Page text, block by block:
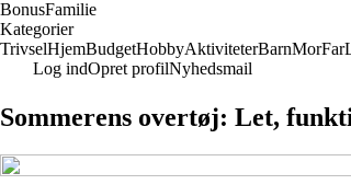
BonusFamilie
Kategorier
TrivselHjemBudgetHobbyAktiviteterBarnMorFar
Log indOpret profilNyhedsmail
Sommerens overtøj: Let,